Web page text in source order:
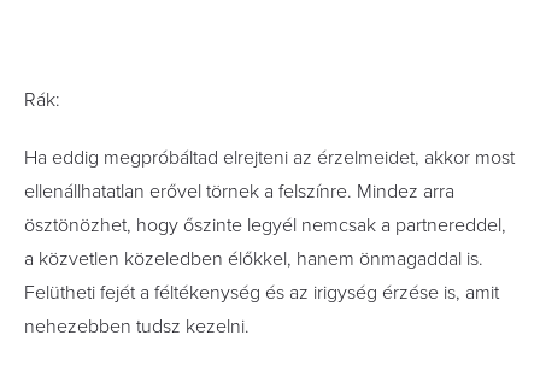
Rák:
Ha eddig megpróbáltad elrejteni az érzelmeidet, akkor most
ellenállhatatlan erővel törnek a felszínre. Mindez arra
ösztönözhet, hogy őszinte legyél nemcsak a partnereddel,
a közvetlen közeledben élőkkel, hanem önmagaddal is.
Felütheti fejét a féltékenység és az irigység érzése is, amit
nehezebben tudsz kezelni.